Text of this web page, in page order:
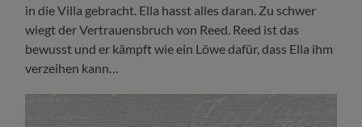
in die Villa gebracht. Ella hasst alles daran. Zu schwer
wiegt der Vertrauensbruch von Reed. Reed ist das
bewusst und er kämpft wie ein Löwe dafür, dass Ella ihm
verzeihen kann…